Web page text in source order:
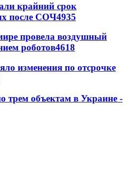
крайний срок
после СОЧ4935
провела воздушный
роботов4618
изменения по отсрочке
трем объектам в Украине -